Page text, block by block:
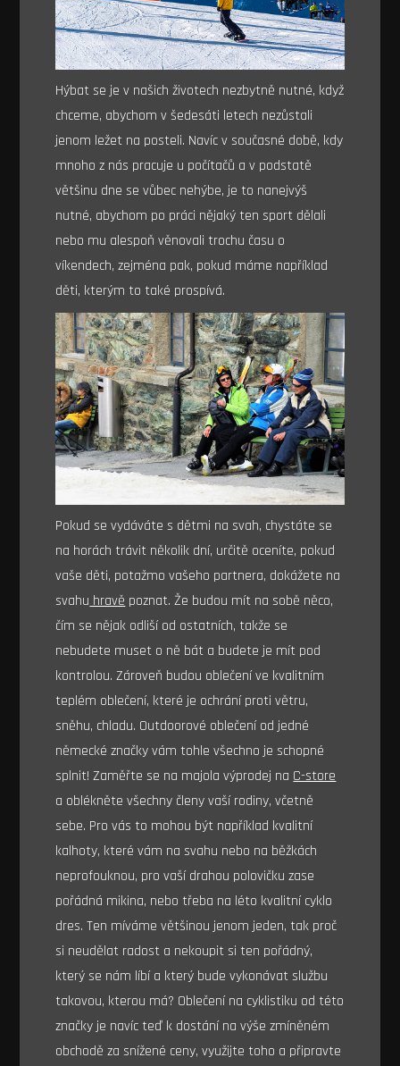
Hýbat se je v našich životech nezbytně nutné, když
chceme, abychom v šedesáti letech nezůstali
jenom ležet na posteli. Navíc v současné době, kdy
mnoho z nás pracuje u počítačů a v podstatě
většinu dne se vůbec nehýbe, je to nanejvýš
nutné, abychom po práci nějaký ten sport dělali
nebo mu alespoň věnovali trochu času o
víkendech, zejména pak, pokud máme například
děti, kterým to také prospívá.
Pokud se vydáváte s dětmi na svah, chystáte se
na horách trávit několik dní, určitě oceníte, pokud
vaše děti, potažmo vašeho partnera, dokážete na
svahu hravě poznat. Že budou mít na sobě něco,
čím se nějak odliší od ostatních, takže se
nebudete muset o ně bát a budete je mít pod
kontrolou. Zároveň budou oblečení ve kvalitním
teplém oblečení, které je ochrání proti větru,
sněhu, chladu. Outdoorové oblečení od jedné
německé značky vám tohle všechno je schopné
splnit! Zaměřte se na majola výprodej na C-store
a oblékněte všechny členy vaší rodiny, včetně
sebe. Pro vás to mohou být například kvalitní
kalhoty, které vám na svahu nebo na běžkách
neprofouknou, pro vaší drahou polovičku zase
pořádná mikina, nebo třeba na léto kvalitní cyklo
dres. Ten míváme většinou jenom jeden, tak proč
si neudělat radost a nekoupit si ten pořádný,
který se nám líbí a který bude vykonávat službu
takovou, kterou má? Oblečení na cyklistiku od této
značky je navíc teď k dostání na výše zmíněném
obchodě za snížené ceny, využijte toho a připravte